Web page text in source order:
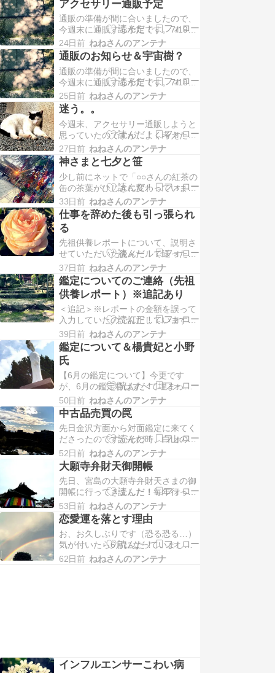
にはメールを送っていますが念のた
め、迷惑メールフォルダもご確認く
ださい。対面鑑定が押してしまっ
て、遅くなりました；；すみませ
ん。通販用のショッピ…
アクセサリー通販予定
通販の準備が間に合いましたので、
今週末に通販する予定です。7/19の
19時頃に通販をする予定でいます。
今回はブレス10点、ペンダント5点
になります。珍しいアンダラクリス
タルのペンダントを出します。ご縁
がありましたら宜しくお願い致しま
す。＜通販にあたってのご注意＞※
今回も一応、抽…
24日前 ねねさんのアンテナ
通販のお知らせ＆宇宙樹？
通販の準備が間に合いましたので、
今週末に通販する予定です。7/18ま
でにアクセサリーの詳細をアップし
て、7/19の19時頃に通販をする予定
でいます。ご縁がありましたら宜し
くお願い致します。そしてアクセサ
リー通販の準備をしていて石を触っ
ていた時、なぜか宇宙樹？のような
巨大な木が視…
25日前 ねねさんのアンテナ
迷う。。
今週末、アクセサリー通販しようと
思っていたのですが、よく考えたら
週末は三連休で鑑定で全部埋まって
いました。。夜に通販できるかもし
れませんが、ちょっと迷っていま
す。もう少し近くなったらお知らせ
します＾＾；あと、行ってみたいア
フタヌーンティーがあって、一人で
は行けないのでまわりを誘…
27日前 ねねさんのアンテナ
神さまと七夕と笹
少し前にネットで「○○さんの紅茶の
缶の茶葉がひじきに変わっています
ように」という願いが笹に書かれて
あったという話を読んで、笑いが止
まりませんでした。今でも思い出す
と「ひじき」の絶妙さに笑ってしま
います。願いを書いた方は○○さんが
少し嫌いでそんなことを書いたの
か、むしろ好きすぎて…
33日前 ねねさんのアンテナ
仕事を辞めた後も引っ張られ
る
先祖供養レポートについて、説明さ
せていただいた後メールで送った方
から、これを今まで無料で送ってた
なんて・・つっこまれるのもわかり
ますかっこわらい、みたいな感じで
笑いつきで、（またもや）言われて
しまいました。やはりかっこわらい
ですかねー。ですよねー。自分でも
わかってるんですが、一…
37日前 ねねさんのアンテナ
鑑定についてのご連絡（先祖
供養レポート）※追記あり
＜追記＞※レポートの金額を誤って
入力していたので訂正しています。
正しくは+3000円です。（深夜の更
新はよくない・・・ですね；；）お
久しぶりです＾＾；できればこの文
言から始まりたくない今日この頃で
す。以前から自分でもどうかと思っ
ていたのですが、ご指摘頂くことが
ありました。業務負…
39日前 ねねさんのアンテナ
鑑定について＆楊貴妃と小野
氏
【6月の鑑定について】今更です
が、6月の鑑定枠はすべて埋まって
います。今日以降お申込みの方は7
月の日程を書いて頂けますと幸いで
す。----------------------------------------
-------------------------以前から薄々感
じて…
50日前 ねねさんのアンテナ
中古品売買の罠
先日金沢方面から対面鑑定に来てく
ださったのですがその時、白山の話
になりました。地元の方はけっこう
な割合で、白山に登山に行っている
と聞いて驚きました。あんなに標高
高い山なのに？！って。山口は標高
低い山ばかりなので、いつかは登っ
てみたい憧れの山です。素敵な金箔
を頂いたので、いつか絵…
52日前 ねねさんのアンテナ
大願寺弁財天御開帳
先日、宮島の大願寺弁財天さまの御
開帳に行ってきました！毎年行って
いるし、今年は猫谷さんと行こうと
思って御開帳当日は諦めて、猫谷さ
んの仕事の休みに合わせて今週末に
行く予定でした。「日曜…雨予報だ
って…」って言われて、それなら御
開帳の日に行こうと一人で行ってき
53日前 ねねさんのアンテナ
恋愛運を落とす理由
お、お久しぶりです（恐る恐る…）
気が付いたら6月になっていまし
た。朝起きて仕事してたらいつの間
62日前 ねねさんのアンテナ
インフルエンサーこわい病